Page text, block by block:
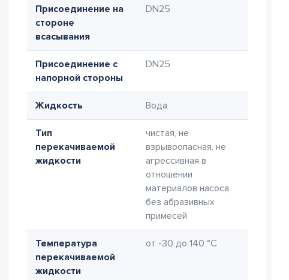
Присоединение на
стороне
всасывания
DN25
Присоединение с
напорной стороны
DN25
Жидкость Вода
Тип
перекачиваемой
жидкости
чистая, не
взрывоопасная, не
агрессивная в
отношении
материалов насоса,
без абразивных
примесей
Температура
перекачиваемой
жидкости
от -30 до 140 °C